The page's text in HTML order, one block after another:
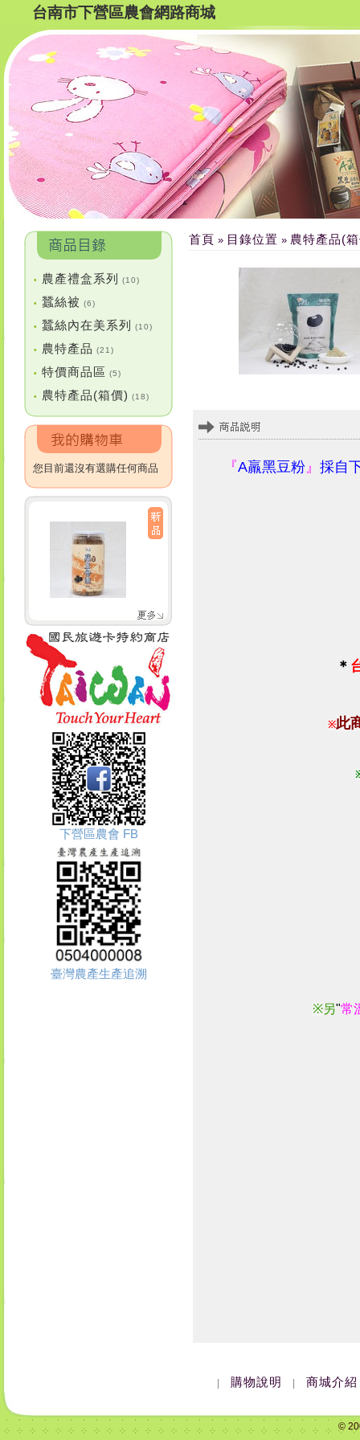
台南市下營區農會網路商城
• 農產禮盒系列 (10)
• 蠶絲被 (6)
• 蠶絲內在美系列 (10)
• 農特產品 (21)
• 特價商品區 (5)
• 農特產品(箱價) (18)
您目前還沒有選購任何商品
下營區農會 FB
臺灣農產生產追溯
首頁 » 目錄位置 » 農特產品(
『A羸黑豆粉』 採自
＊
※此
※另"常
購物說明 商城介紹
©